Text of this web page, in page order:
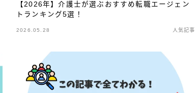
【2026年】介護士が選ぶおすすめ転職エージェン
トランキング5選！
2026.05.28 人気記事